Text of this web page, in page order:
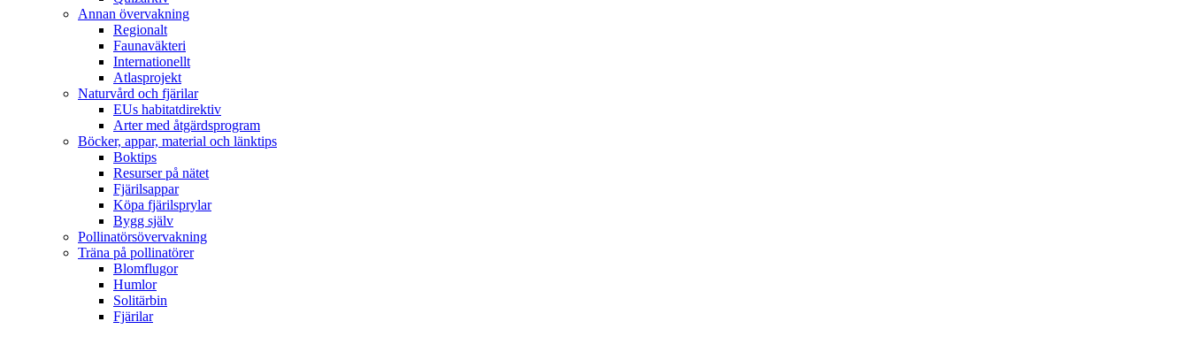
Annan övervakning
Regionalt
Faunaväkteri
Internationellt
Atlasprojekt
Naturvård och fjärilar
EUs habitatdirektiv
Arter med åtgärdsprogram
Böcker, appar, material och länktips
Boktips
Resurser på nätet
Fjärilsappar
Köpa fjärilsprylar
Bygg själv
Pollinatörsövervakning
Träna på pollinatörer
Blomflugor
Humlor
Solitärbin
Fjärilar